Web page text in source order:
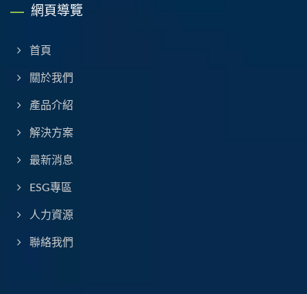
網頁導覽
首頁
關於我們
產品介紹
解決方案
最新消息
ESG專區
人力資源
聯絡我們